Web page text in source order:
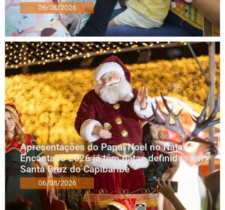
06/08/2026
Apresentações do Papai Noel no Natal
Encantado 2026 já têm datas definidas em
Santa Cruz do Capibaribe
06/08/2026